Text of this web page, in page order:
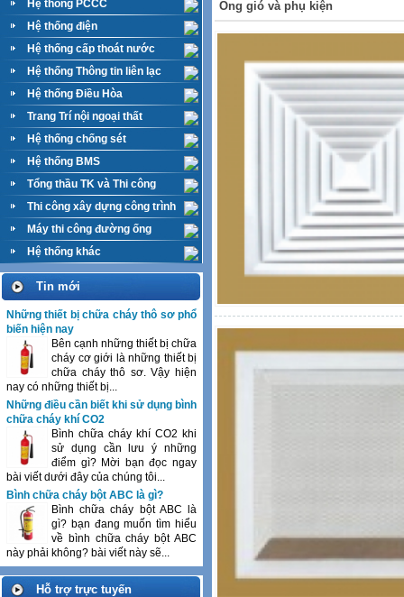
Hệ thống PCCC
Hệ thống điện
Hệ thống cấp thoát nước
Hệ thống Thông tin liên lạc
Hệ thống Điều Hòa
Trang Trí nội ngoại thất
Hệ thống chống sét
Hệ thống BMS
Tổng thầu TK và Thi công
M&E
Thi công xây dựng công trình
Máy thi công đường ống
Hệ thống khác
Tin mới
Những thiết bị chữa cháy thô sơ phổ
biến hiện nay
Bên cạnh những thiết bị chữa
cháy cơ giới là những thiết bị
chữa cháy thô sơ. Vậy hiện
nay có những thiết bị...
Những điều cần biết khi sử dụng bình
chữa cháy khí CO2
Bình chữa cháy khí CO2 khi
sử dụng cần lưu ý những
điểm gì? Mời bạn đọc ngay
bài viết dưới đây của chúng tôi...
Bình chữa cháy bột ABC là gì?
Bình chữa cháy bột ABC là
gì? bạn đang muốn tìm hiểu
về bình chữa cháy bột ABC
này phải không? bài viết này sẽ...
Hỗ trợ trực tuyến
Ống gió và phụ kiện